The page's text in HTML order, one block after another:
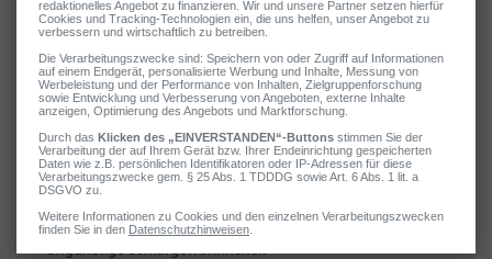
Schlafstörungen: Ursachen
Zahlreiche Faktoren kommen als Auslöser von Schlafstörungen
infrage, so z. B.:
Grübeln
Licht, Lärm
Alkohol, Koffein